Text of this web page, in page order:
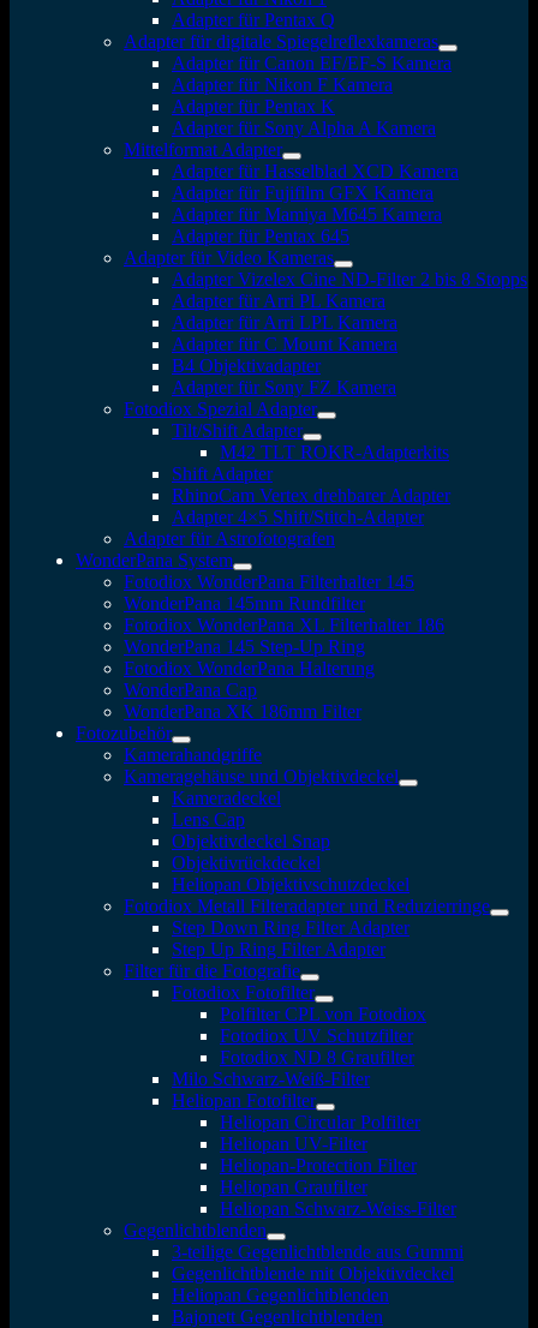
Adapter für Pentax Q
Adapter für digitale Spiegelreflexkameras
Adapter für Canon EF/EF-S Kamera
Adapter für Nikon F Kamera
Adapter für Pentax K
Adapter für Sony Alpha A Kamera
Mittelformat Adapter
Adapter für Hasselblad XCD Kamera
Adapter für Fujifilm GFX Kamera
Adapter für Mamiya M645 Kamera
Adapter für Pentax 645
Adapter für Video Kameras
Adapter Vizelex Cine ND-Filter 2 bis 8 Stopps
Adapter für Arri PL Kamera
Adapter für Arri LPL Kamera
Adapter für C Mount Kamera
B4 Objektivadapter
Adapter für Sony FZ Kamera
Fotodiox Spezial Adapter
Tilt/Shift Adapter
M42 TLT ROKR-Adapterkits
Shift Adapter
RhinoCam Vertex drehbarer Adapter
Adapter 4×5 Shift/Stitch-Adapter
Adapter für Astrofotografen
WonderPana System
Fotodiox WonderPana Filterhalter 145
WonderPana 145mm Rundfilter
Fotodiox WonderPana XL Filterhalter 186
WonderPana 145 Step-Up Ring
Fotodiox WonderPana Halterung
WonderPana Cap
WonderPana XK 186mm Filter
Fotozubehör
Kamerahandgriffe
Kameragehäuse und Objektivdeckel
Kameradeckel
Lens Cap
Objektivdeckel Snap
Objektivrückdeckel
Heliopan Objektivschutzdeckel
Fotodiox Metall Filteradapter und Reduzierringe
Step Down Ring Filter Adapter
Step Up Ring Filter Adapter
Filter für die Fotografie
Fotodiox Fotofilter
Polfilter CPL von Fotodiox
Fotodiox UV Schutzfilter
Fotodiox ND 8 Graufilter
Milo Schwarz-Weiß-Filter
Heliopan Fotofilter
Heliopan Circular Polfilter
Heliopan UV-Filter
Heliopan-Protection Filter
Heliopan Graufilter
Heliopan Schwarz-Weiss-Filter
Gegenlichtblenden
3-teilige Gegenlichtblende aus Gummi
Gegenlichtblende mit Objektivdeckel
Heliopan Gegenlichtblenden
Bajonett Gegenlichtblenden